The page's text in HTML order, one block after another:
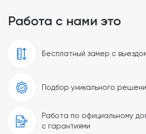
Работа с нами это
Бесплатный замер с
Подбор уникального
Работа по официальному
с гарантиями